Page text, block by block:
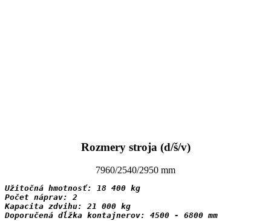
Rozmery stroja (d/š/v)
7960/2540/2950 mm
Užitočná hmotnosť: 18 400 kg
Počet náprav: 2
Kapacita zdvihu: 21 000 kg
Doporučená dĺžka kontajnerov: 4500 - 6800 mm